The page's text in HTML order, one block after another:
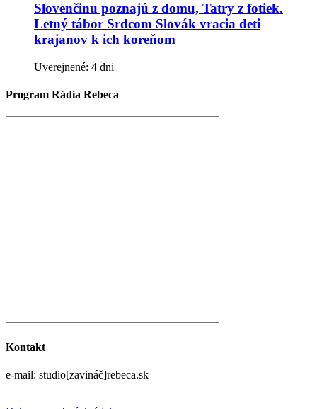
Slovenčinu poznajú z domu, Tatry z fotiek.
Letný tábor Srdcom Slovák vracia deti
krajanov k ich koreňom
Uverejnené: 4 dni
Program Rádia Rebeca
Kontakt
e-mail: studio[zavináč]rebeca.sk